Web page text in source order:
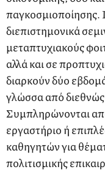
παγκοσμιοποίησης.
διεπιστημονικά
μεταπτυχιακούς
αλλά και σε
διαρκούν δύο
γλώσσα από
Συμπληρώνονται
εργαστήριο ή
καθηγητών για
πολιτισμικής